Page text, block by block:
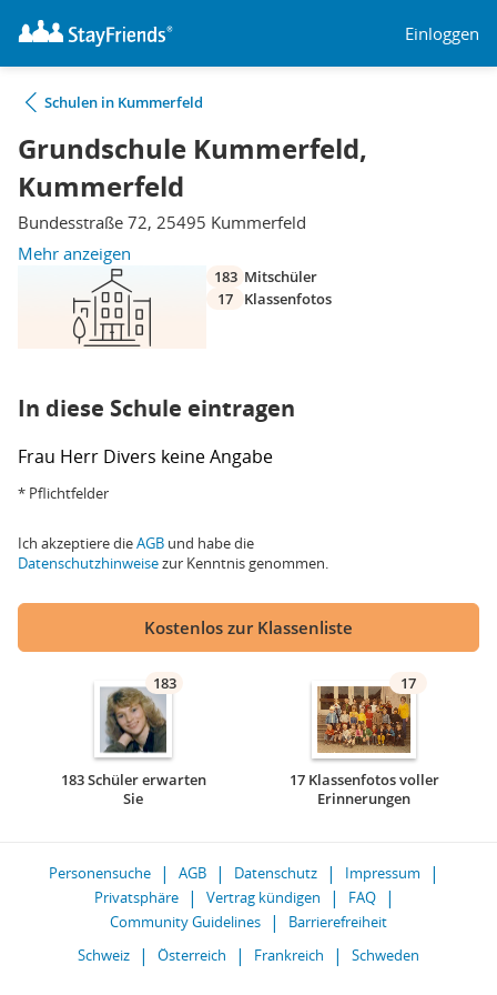
Einloggen
Schulen in Kummerfeld
Grundschule Kummerfeld,
Kummerfeld
Bundesstraße 72, 25495 Kummerfeld
Mehr anzeigen
183 Mitschüler
17
Klassenfotos
In diese Schule eintragen
Frau Herr Divers keine Angabe
* Pflichtfelder
Ich akzeptiere dieAGB und habe die
Datenschutzhinweisezur Kenntnis genommen.
Kostenlos zur Klassenliste
183
183 Schüler erwarten
Sie
17
17 Klassenfotos voller
Erinnerungen
Personensuche AGB Datenschutz
Impressum
Privatsphäre
Vertrag kündigen
FAQ
Community Guidelines
Barrierefreiheit
Schweiz
Österreich Frankreich Schweden